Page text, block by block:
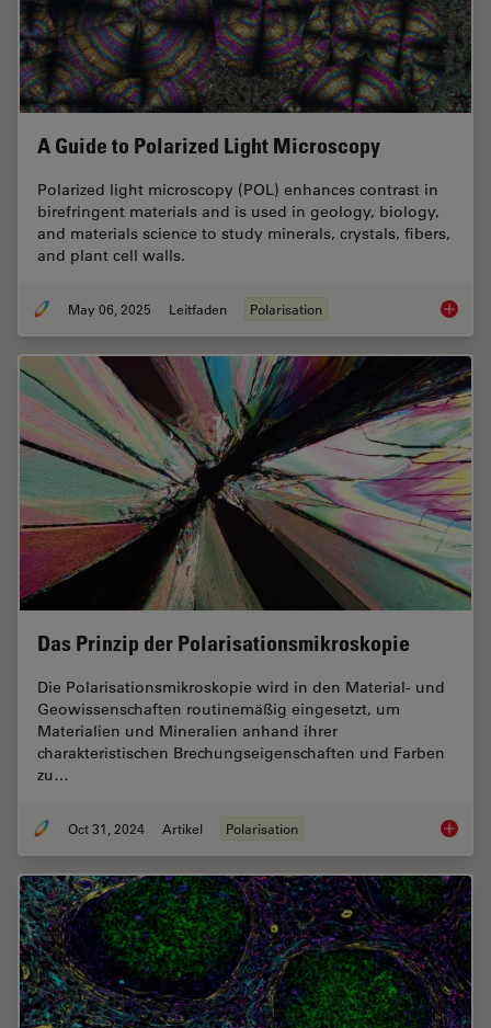
A Guide to Polarized Light Microscopy
Polarized light microscopy (POL) enhances contrast in
birefringent materials and is used in geology, biology,
and materials science to study minerals, crystals, fibers,
and plant cell walls.
May 06, 2025 Leitfaden Polarisation A
Das Prinzip der Polarisationsmikroskopie
Die Polarisationsmikroskopie wird in den Material- und
Geowissenschaften routinemäßig eingesetzt, um
Materialien und Mineralien anhand ihrer
charakteristischen Brechungseigenschaften und Farben
zu…
Oct 31, 2024 Artikel Polarisation Das